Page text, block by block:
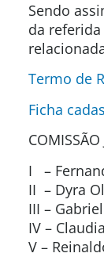
Sendo
da
Termo de
Ficha
COMISSÃO
I –
II – Dyra
III –
IV –
V –